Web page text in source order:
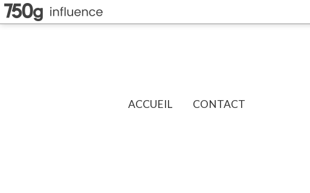
ACCUEIL CONTACT